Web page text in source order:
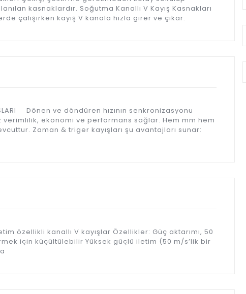
kasnaklardır. Soğutma Kanallı V Kayış Kasnakları
çalışırken kayış V kanala hızla girer ve çıkar.
Dönen ve döndüren hızının senkronizasyonu
verimlilik, ekonomi ve performans sağlar. Hem mm hem
Zaman & triger kayışları şu avantajları sunar:
özellikli kanallı V kayışlar Özellikler: Güç aktarımı, 50
için küçültülebilir Yüksek güçlü iletim (50 m/s’lik bir